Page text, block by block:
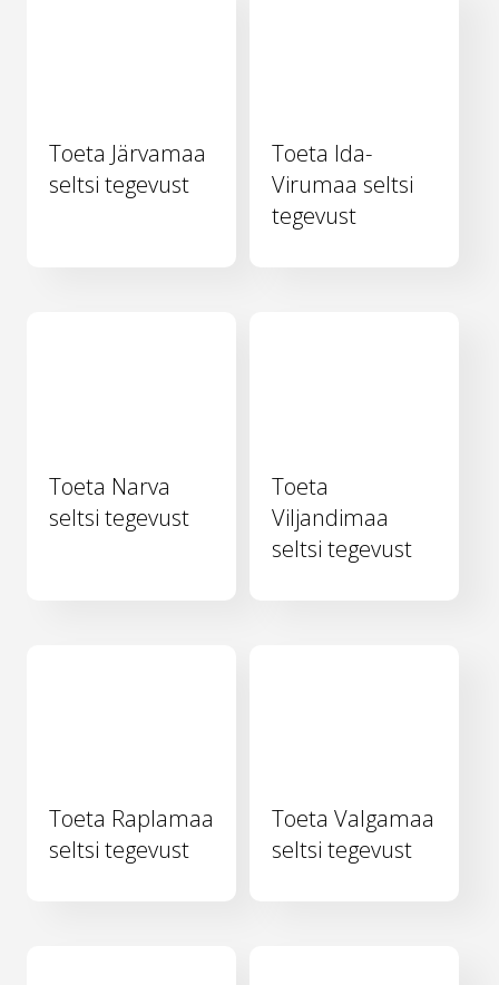
Toeta Järvamaa
seltsi tegevust
Toeta Ida-
Virumaa seltsi
tegevust
Toeta Narva
seltsi tegevust
Toeta
Viljandimaa
seltsi tegevust
Toeta Raplamaa
seltsi tegevust
Toeta Valgamaa
seltsi tegevust